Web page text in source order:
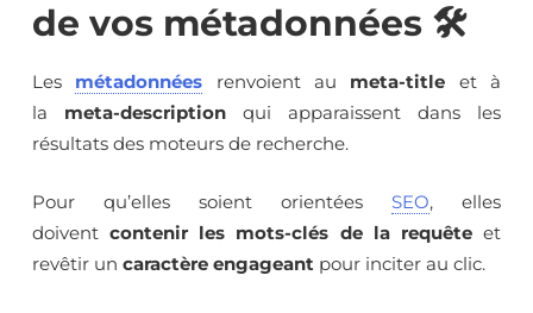
de vos métadonnées 🛠
Les métadonnées renvoient au meta-title et à
la meta-description qui apparaissent dans les
résultats des moteurs de recherche.
Pour qu’elles soient orientées SEO, elles
doiventcontenir les mots-clés de la requêteet
revêtir un caractère engageant pour inciter au clic.